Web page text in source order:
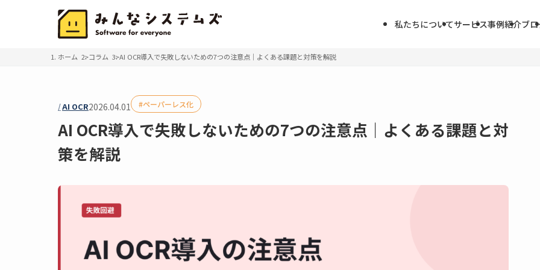
私たちについてサービス事例紹介ブ
ホーム コラム AI OCR導入で失敗しないための7つの注意点｜よくある課題と対策を解説
AI OCR2026.04.01 ペーパーレス化
AI OCR導入で失敗しないための7つの注意点｜よくある課題と対
策を解説